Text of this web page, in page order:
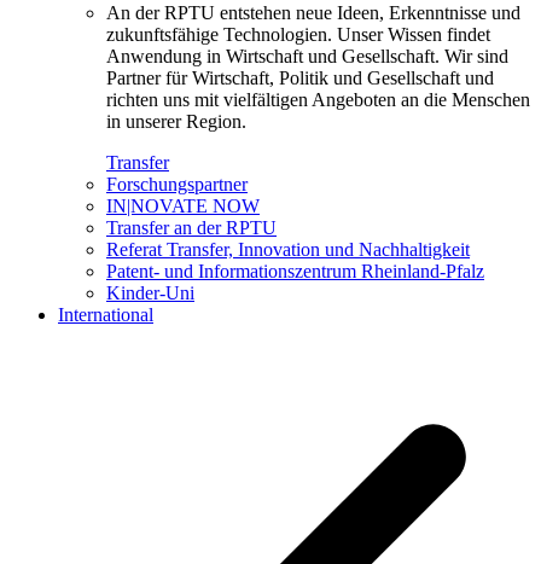
An der RPTU entstehen neue Ideen, Erkenntnisse und
zukunftsfähige Technologien. Unser Wissen findet
Anwendung in Wirtschaft und Gesellschaft. Wir sind
Partner für Wirtschaft, Politik und Gesellschaft und
richten uns mit vielfältigen Angeboten an die Menschen
in unserer Region.
Transfer
Forschungspartner
IN|NOVATE NOW
Transfer an der RPTU
Referat Transfer, Innovation und Nachhaltigkeit
Patent- und Informationszentrum Rheinland-Pfalz
Kinder-Uni
International